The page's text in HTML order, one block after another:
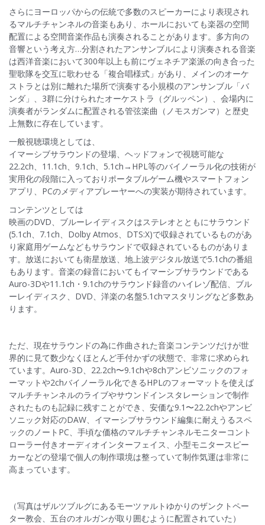
さらにヨーロッパからの伝統で多数のスピーカーにより表現され
るマルチチャンネルの音楽もあり、ホールにおいても楽器の空間
配置による空間音楽作品も演奏されることがあります。多方向の
音響という考え方…分割されたアンサンブルにより演奏される音楽
は西洋音楽において300年以上も前にヴェネチア楽派の向き合った
聖歌隊を交互に歌わせる「複合唱様式」があり、メインのオーケ
ストラとは別に離れた場所で演奏する小規模のアンサンブル「バ
ンダ」、3群に分けられたオーケストラ（グルッペン）、会場内に
演奏者がランダムに配置される管弦楽曲（ノモスガンマ）と歴史
上無数に存在しています。
一般視聴環境としては、
イマーシブサラウンドの登場、ヘッドフォンで視聴可能な
22.2ch、11.1ch、9.1ch、5.1ch→HPL等のバイノーラル化の技術が
実用化の段階に入っておりポータブルゲーム機やスマートフォン
アプリ、PCのメディアプレーヤーへの実装が期待されています。
コンテンツとしては
映画のDVD、ブルーレイディスクはステレオとともにサラウンド
(5.1ch、7.1ch、Dolby Atmos、DTS:X)で収録されているものがあ
り家庭用ゲームなどもサラウンドで収録されているものがありま
す。放送においても衛星放送、地上波デジタル放送で5.1chの番組
もあります。音楽の録音においてもイマーシブサラウンドである
Auro-3Dや11.1ch・9.1chのサラウンド録音のハイレゾ配信、ブル
ーレイディスク、DVD、洋楽の名盤5.1chマスタリングなど多数あ
ります。
ただ、現在サラウンドの為に作曲された音楽コンテンツだけが世
界的に見て数少なくほとんど手付かずの状態で、非常に求められ
ています。Auro-3D、22.2ch〜9.1chや8chアンビソニックのフォ
ーマットや2chバイノーラル化できるHPLのフォーマットを使えば
マルチチャンネルのライブやサウンドインスタレーションで制作
されたものも記録に残すことができ、安価な9.1〜22.2chやアンビ
ソニック対応のDAW、イマーシブサラウンド編集に耐えうるスペ
ックのノートPC、手頃な価格のマルチチャンネルモニターコント
ローラー付きオーディオインターフェイス、小型モニタースピー
カーなどの登場で個人の制作環境は整っていて制作気運は非常に
高まっています。
（写真はザルツブルグにあるモーツァルトゆかりのザンクトペー
ター教会、五台のオルガンが取り囲むように配置されていた）